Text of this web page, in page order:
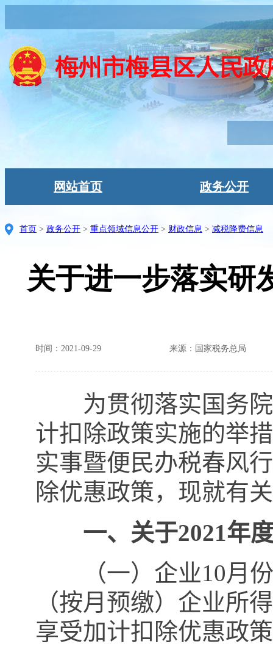
网站首页 政务公开
首页 > 政务公开 > 重点领域信息公开 > 财政信息 > 减税降费信息
关于进一步落实研
时间：2021-09-29 来源：国家税务总局
为贯彻落实国务院
计扣除政策实施的举
实事暨便民办税春风
除优惠政策，现就有
一、关于2021年
（一）企业10月
（按月预缴）企业所
享受加计扣除优惠政